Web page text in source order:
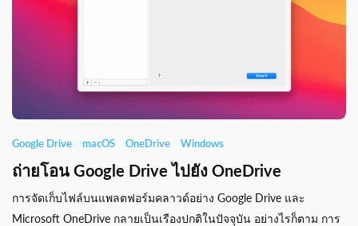
Google Drive macOS OneDrive Windows
ถ่ายโอน Google Drive ไปยัง OneDrive
การจัดเก็บไฟล์บนแพลตฟอร์มคลาวด์อย่าง Google Drive และ
Microsoft OneDrive กลายเป็นเรืองปกติในปัจจุบัน อย่างไรก็ตาม การ